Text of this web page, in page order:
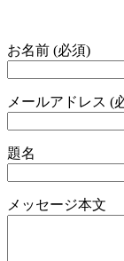
お名前 (必須)
メールアドレス (
題名
メッセージ本文